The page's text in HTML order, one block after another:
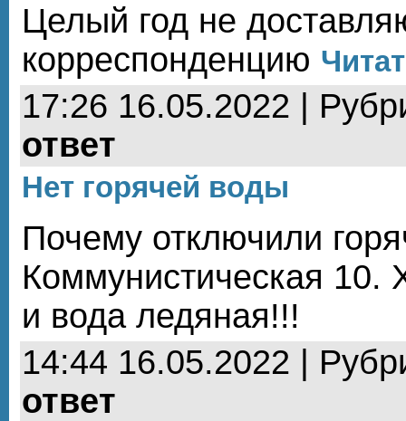
Целый год не
корреспонденцию
17:26 16.05.2022 |
ответ
Нет горячей воды
Почему отключили
Коммунистическая 10.
и вода ледяная!!!
14:44 16.05.2022 |
ответ